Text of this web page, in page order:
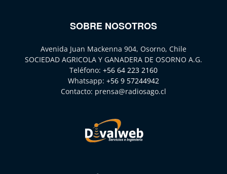
SOBRE NOSOTROS
Avenida Juan Mackenna 904, Osorno, Chile
SOCIEDAD AGRICOLA Y GANADERA DE OSORNO A.G.
Teléfono: +56 64 223 2160
Whatsapp: +56 9 57244942
Contacto: prensa@radiosago.cl